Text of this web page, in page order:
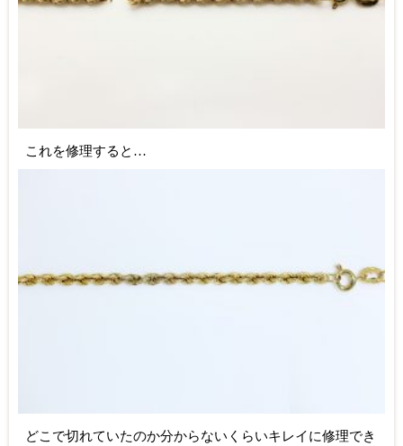
これを修理すると…
どこで切れていたのか分からないくらいキレイに修理でき